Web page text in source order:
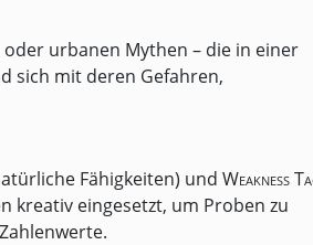
urbanen Mythen – die in einer
sich mit deren Gefahren,
Fähigkeiten) und Weakness
kreativ eingesetzt, um Proben zu